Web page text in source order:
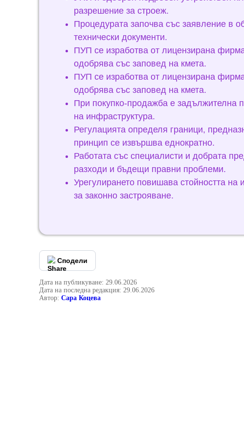
разрешение за строеж.
Процедурата започва със заявление в
технически документи.
ПУП се изработва от лицензирана
одобрява със заповед на кмета.
ПУП се изработва от лицензирана
одобрява със заповед на кмета.
При покупко-продажба е задължителна
на инфраструктура.
Регулацията определя граници,
принцип се извършва еднократно.
Работата със специалисти и добрата
разходи и бъдещи правни проблеми.
Урегулирането повишава стойността на
за законно застрояване.
Сподели
Дата на публикуване: 29.06.2026
Дата на последна редакция: 29.06.2026
Автор: Сара Коцева